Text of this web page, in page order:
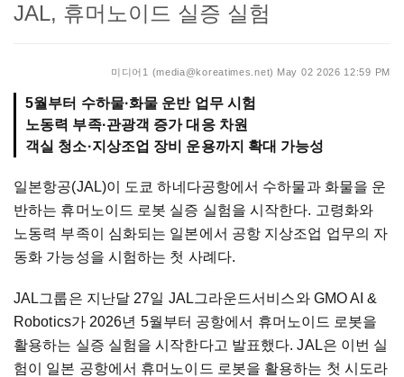
JAL, 휴머노이드 실증 실험
미디어1 (media@koreatimes.net) May 02 2026 12:59 PM
5월부터 수하물·화물 운반 업무 시험
노동력 부족·관광객 증가 대응 차원
객실 청소·지상조업 장비 운용까지 확대 가능성
일본항공(JAL)이 도쿄 하네다공항에서 수하물과 화물을 운
반하는 휴머노이드 로봇 실증 실험을 시작한다. 고령화와
노동력 부족이 심화되는 일본에서 공항 지상조업 업무의 자
동화 가능성을 시험하는 첫 사례다.
JAL그룹은 지난달 27일 JAL그라운드서비스와 GMO AI &
Robotics가 2026년 5월부터 공항에서 휴머노이드 로봇을
활용하는 실증 실험을 시작한다고 발표했다. JAL은 이번 실
험이 일본 공항에서 휴머노이드 로봇을 활용하는 첫 시도라